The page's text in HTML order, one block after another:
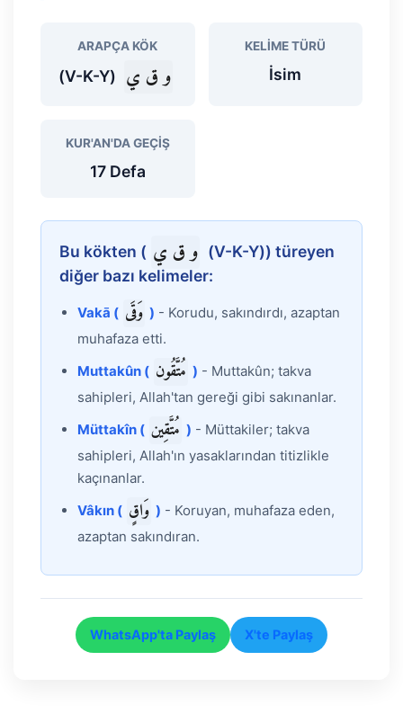
ARAPÇA KÖK
و ق ي (V-K-Y)
KELIME TÜRÜ
İsim
KUR'AN'DA GEÇIŞ
17 Defa
Bu kökten ( و ق ي (V-K-Y)) türeyen
diğer bazı kelimeler:
Vakā ( وَقَى ) - Korudu, sakındırdı, azaptan
muhafaza etti.
Muttakûn ( مُتَّقُون ) - Muttakûn; takva
sahipleri, Allah'tan gereği gibi sakınanlar.
Müttakîn ( مُتَّقِين ) - Müttakiler; takva
sahipleri, Allah'ın yasaklarından titizlikle
kaçınanlar.
Vâkın ( وَاقٍ ) - Koruyan, muhafaza eden,
azaptan sakındıran.
WhatsApp'ta Paylaş X'te Paylaş